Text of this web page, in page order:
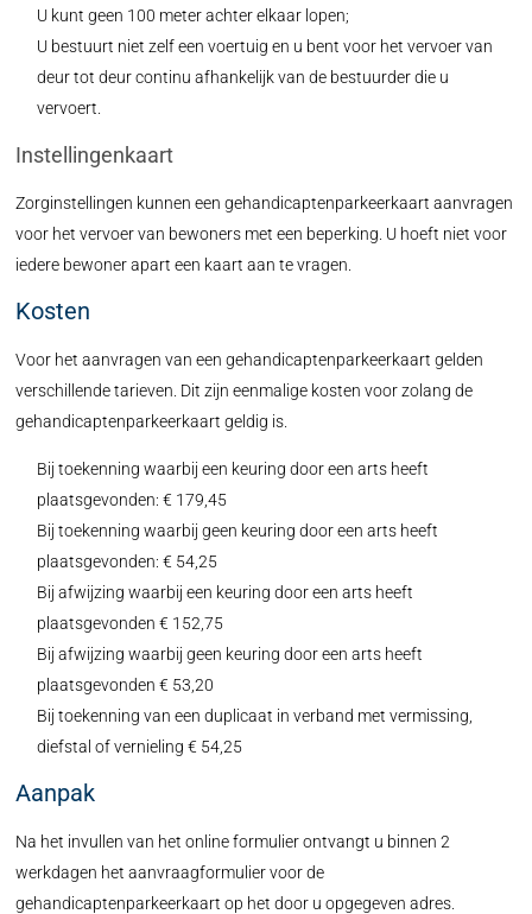
U kunt geen 100 meter achter elkaar lopen;
U bestuurt niet zelf een voertuig en u bent voor het vervoer van
deur tot deur continu afhankelijk van de bestuurder die u
vervoert.
Instellingenkaart
Zorginstellingen kunnen een gehandicaptenparkeerkaart aanvragen
voor het vervoer van bewoners met een beperking. U hoeft niet voor
iedere bewoner apart een kaart aan te vragen.
Kosten
Voor het aanvragen van een gehandicaptenparkeerkaart gelden
verschillende tarieven. Dit zijn eenmalige kosten voor zolang de
gehandicaptenparkeerkaart geldig is.
Bij toekenning waarbij een keuring door een arts heeft
plaatsgevonden: € 179,45
Bij toekenning waarbij geen keuring door een arts heeft
plaatsgevonden: € 54,25
Bij afwijzing waarbij een keuring door een arts heeft
plaatsgevonden € 152,75
Bij afwijzing waarbij geen keuring door een arts heeft
plaatsgevonden € 53,20
Bij toekenning van een duplicaat in verband met vermissing,
diefstal of vernieling € 54,25
Aanpak
Na het invullen van het online formulier ontvangt u binnen 2
werkdagen het aanvraagformulier voor de
gehandicaptenparkeerkaart op het door u opgegeven adres.